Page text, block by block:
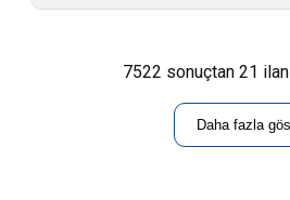
7522 sonuçtan 21
Daha fazla